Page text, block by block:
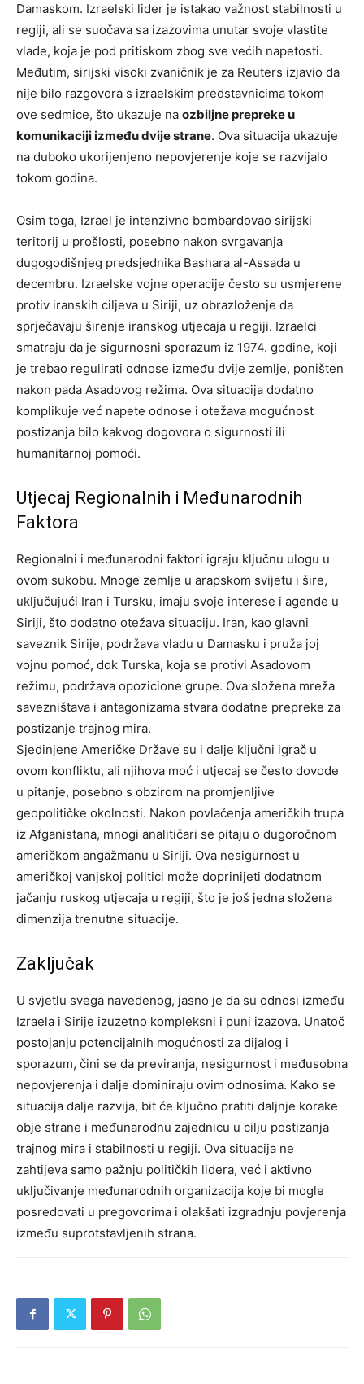
Damaskom. Izraelski lider je istakao važnost stabilnosti u
regiji, ali se suočava sa izazovima unutar svoje vlastite
vlade, koja je pod pritiskom zbog sve većih napetosti.
Međutim, sirijski visoki zvaničnik je za Reuters izjavio da
nije bilo razgovora s izraelskim predstavnicima tokom
ove sedmice, što ukazuje na ozbiljne prepreke u
komunikaciji između dvije strane. Ova situacija ukazuje
na duboko ukorijenjeno nepovjerenje koje se razvijalo
tokom godina.
Osim toga, Izrael je intenzivno bombardovao sirijski
teritorij u prošlosti, posebno nakon svrgavanja
dugogodišnjeg predsjednika Bashara al-Assada u
decembru. Izraelske vojne operacije često su usmjerene
protiv iranskih ciljeva u Siriji, uz obrazloženje da
sprječavaju širenje iranskog utjecaja u regiji. Izraelci
smatraju da je sigurnosni sporazum iz 1974. godine, koji
je trebao regulirati odnose između dvije zemlje, poništen
nakon pada Asadovog režima. Ova situacija dodatno
komplikuje već napete odnose i otežava mogućnost
postizanja bilo kakvog dogovora o sigurnosti ili
humanitarnoj pomoći.
Utjecaj Regionalnih i Međunarodnih
Faktora
Regionalni i međunarodni faktori igraju ključnu ulogu u
ovom sukobu. Mnoge zemlje u arapskom svijetu i šire,
uključujući Iran i Tursku, imaju svoje interese i agende u
Siriji, što dodatno otežava situaciju. Iran, kao glavni
saveznik Sirije, podržava vladu u Damasku i pruža joj
vojnu pomoć, dok Turska, koja se protivi Asadovom
režimu, podržava opozicione grupe. Ova složena mreža
savezništava i antagonizama stvara dodatne prepreke za
postizanje trajnog mira.
Sjedinjene Američke Države su i dalje ključni igrač u
ovom konfliktu, ali njihova moć i utjecaj se često dovode
u pitanje, posebno s obzirom na promjenljive
geopolitičke okolnosti. Nakon povlačenja američkih trupa
iz Afganistana, mnogi analitičari se pitaju o dugoročnom
američkom angažmanu u Siriji. Ova nesigurnost u
američkoj vanjskoj politici može doprinijeti dodatnom
jačanju ruskog utjecaja u regiji, što je još jedna složena
dimenzija trenutne situacije.
Zaključak
U svjetlu svega navedenog, jasno je da su odnosi između
Izraela i Sirije izuzetno kompleksni i puni izazova. Unatoč
postojanju potencijalnih mogućnosti za dijalog i
sporazum, čini se da previranja, nesigurnost i međusobna
nepovjerenja i dalje dominiraju ovim odnosima. Kako se
situacija dalje razvija, bit će ključno pratiti daljnje korake
obje strane i međunarodnu zajednicu u cilju postizanja
trajnog mira i stabilnosti u regiji. Ova situacija ne
zahtijeva samo pažnju političkih lidera, već i aktivno
uključivanje međunarodnih organizacija koje bi mogle
posredovati u pregovorima i olakšati izgradnju povjerenja
između suprotstavljenih strana.